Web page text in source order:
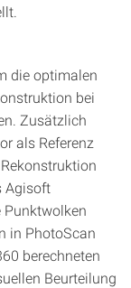
die optimalen
bei
Zusätzlich
als Referenz
Agisoft
Punktwolken
in PhotoScan
berechneten
Beurteilung